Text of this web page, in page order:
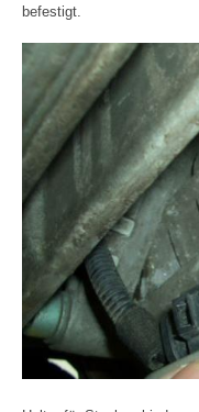
befestigt.